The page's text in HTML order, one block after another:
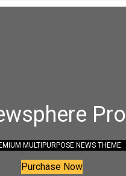
Pro
MULTIPURPOSE NEWS THEME
Purchase Now